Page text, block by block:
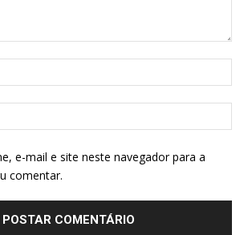
e-mail e site neste navegador para a
comentar.